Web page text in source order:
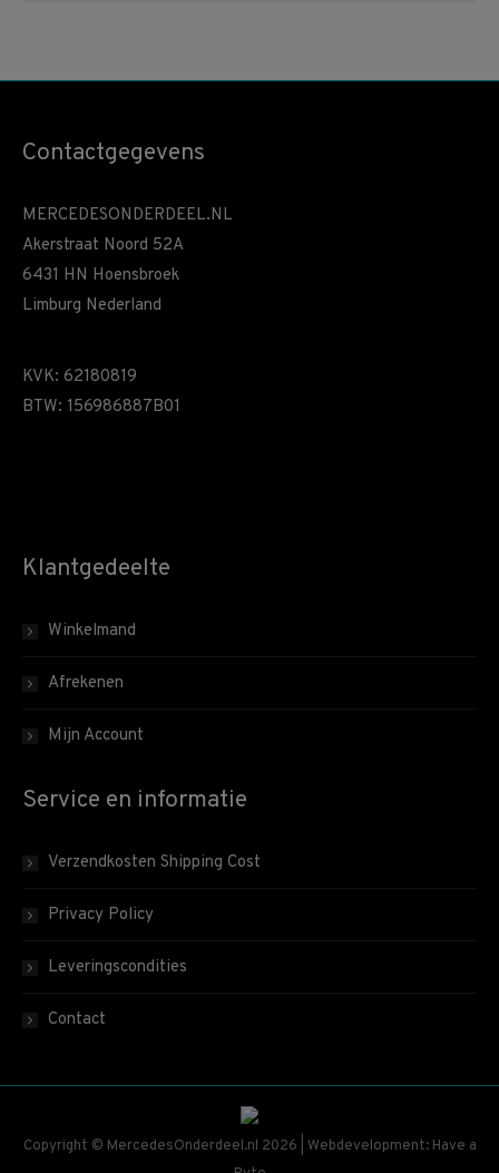
Contactgegevens
MERCEDESONDERDEEL.NL
Akerstraat Noord 52A
6431 HN Hoensbroek
Limburg Nederland
KVK: 62180819
BTW: 156986887B01
Klantgedeelte
Winkelmand
Afrekenen
Mijn Account
Service en informatie
Verzendkosten Shipping Cost
Privacy Policy
Leveringscondities
Contact
Copyright © MercedesOnderdeel.nl 2026 | Webdevelopment: Have a